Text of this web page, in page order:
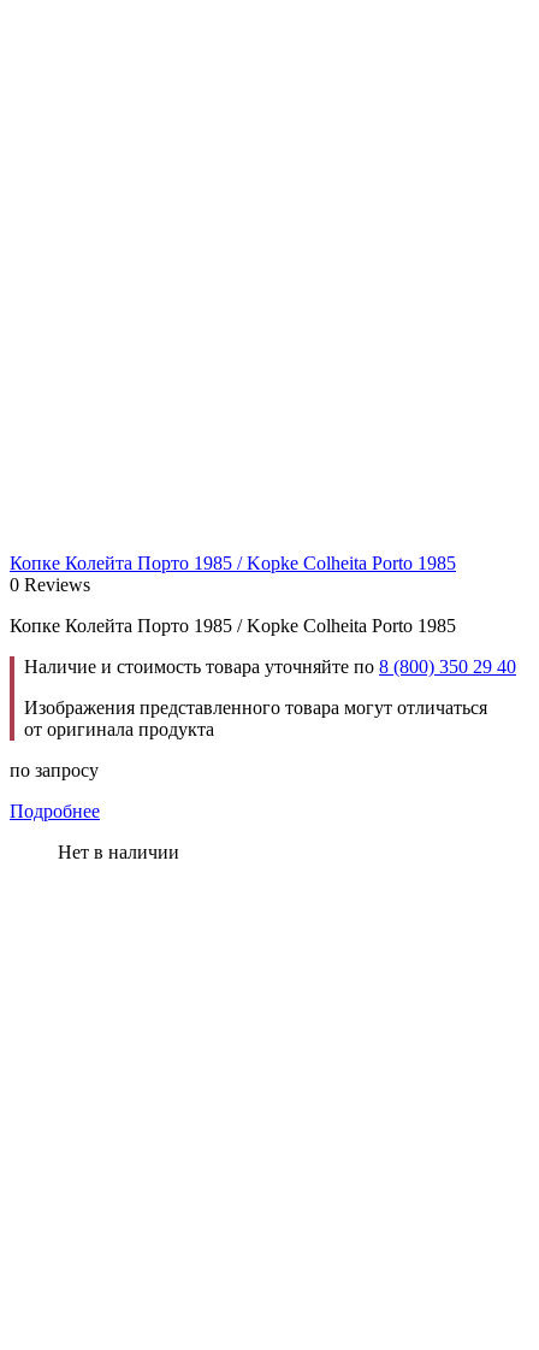
Копке Колейта Порто 1985 / Kopke Colheita Porto 1985
0 Reviews
Копке Колейта Порто 1985 / Kopke Colheita Porto 1985
Наличие и стоимость товара уточняйте по 8 (800) 350 29 40
Изображения представленного товара могут отличаться
от оригинала продукта
по запросу
Подробнее
Нет в наличии